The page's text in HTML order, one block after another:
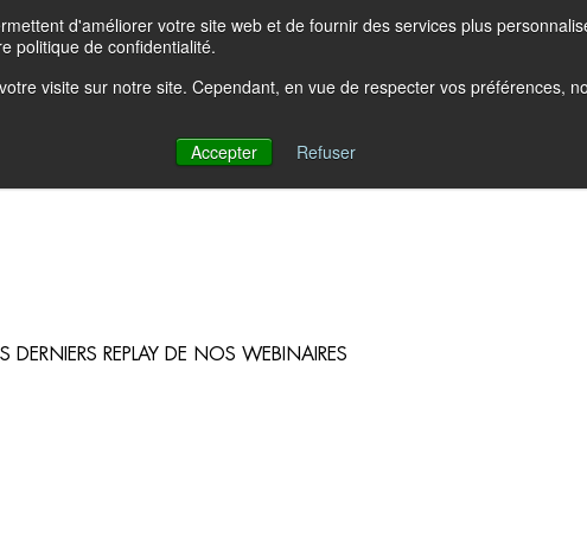
d'améliorer votre site web et de fournir des services plus
politique de confidentialité.
visite sur notre site. Cependant, en vue de respecter vos préférences,
Accepter Refuser
Solutions Produits Partenaires Ressources
DERNIERS REPLAY DE NOS WEBINAIRES